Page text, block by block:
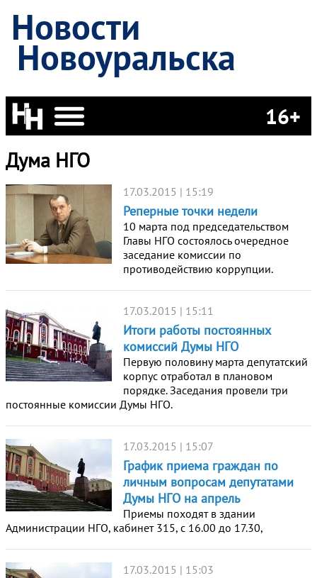
Новости
Новоуральска
16+
Дума НГО
17.03.2015 | 15:19
Реперные точки недели
10 марта под председательством
Главы НГО состоялось очередное
заседание комиссии по
противодействию коррупции.
17.03.2015 | 15:11
Итоги работы постоянных
комиссий Думы НГО
Первую половину марта депутатский
корпус отработал в плановом
порядке. Заседания провели три
постоянные комиссии Думы НГО.
17.03.2015 | 15:07
График приема граждан по
личным вопросам депутатами
Думы НГО на апрель
Приемы походят в здании
Администрации НГО, кабинет 315, с 16.00 до 17.30,
17.03.2015 | 15:03